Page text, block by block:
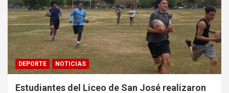
DEPORTE NOTICIAS
Estudiantes del Liceo de San José realizaron